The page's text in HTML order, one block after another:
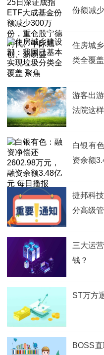
份额减
住房城
类全覆
游客出
法院这样
白银有
资余额
捷邦科
分高级
三大运
钱？
ST万方
BOSS